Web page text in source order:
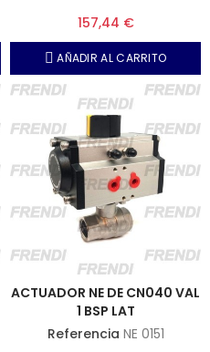
bar.
157,44 €
AÑADIR AL CARRITO
ACTUADOR NE DE CN040 VAL
1 BSP LAT
Referencia NE 0151